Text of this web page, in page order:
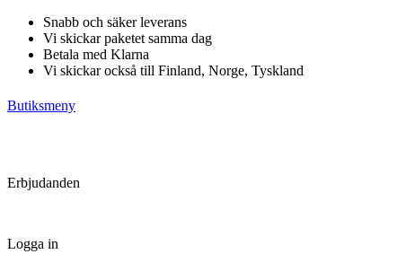
Hoppa
innehåll
Snabb och säker leverans
Vi skickar paketet samma dag
Betala med Klarna
Vi skickar också till Finland, Norge, Tyskland
Butiksmeny
Erbjudanden
Logga in